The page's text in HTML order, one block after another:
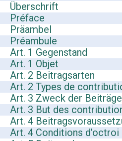
Überschrift
Préface
Präambel
Préambule
Art. 1 Gegenstand
Art. 1 Objet
Art. 2 Beitragsarten
Art. 2 Types de
Art. 3 Zweck der Beiträge
Art. 3 But des
Art. 4
Art. 4 Conditions